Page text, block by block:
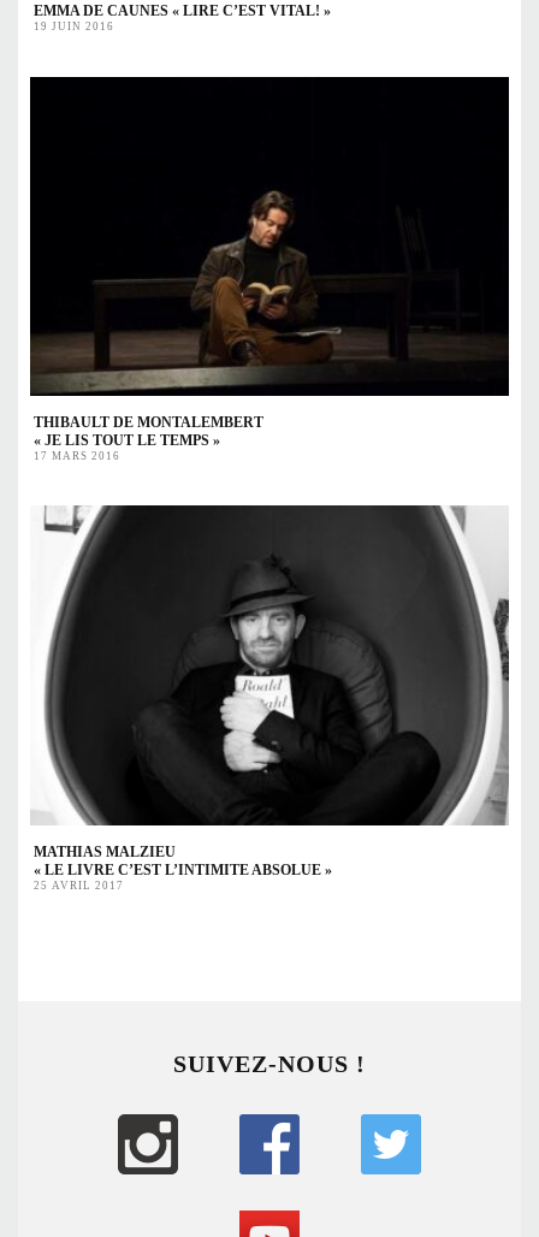
EMMA DE CAUNES « LIRE C’EST VITAL! »
19 JUIN 2016
THIBAULT DE MONTALEMBERT
« JE LIS TOUT LE TEMPS »
17 MARS 2016
MATHIAS MALZIEU
« LE LIVRE C’EST L’INTIMITE ABSOLUE »
25 AVRIL 2017
SUIVEZ-NOUS !